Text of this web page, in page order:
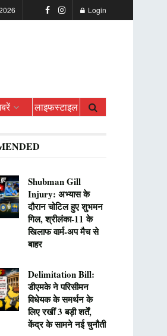
Login
लाइफस्टाइल
Shubman Gill
Injury: अभ्यास के
दौरान चोटिल हुए शुभमन
गिल, श्रीलंका-11 के
खिलाफ वार्म-अप मैच से
बाहर
Delimitation Bill:
डीएमके ने परिसीमन
विधेयक के समर्थन के
लिए रखीं 3 बड़ी शर्तें,
केंद्र के सामने नई चुनौती